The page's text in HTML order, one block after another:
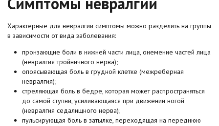
Характерные для невралгии симптомы можно разделить на группы
в зависимости от вида заболевания:
пронзающие боли в нижней части лица, онемение частей лица
(невралгия тройничного нерва);
опоясывающая боль в грудной клетке (межреберная
невралгия);
стреляющая боль в бедре, которая может распространяться
до самой ступни, усиливающаяся при движении ногой
(невралгия седалищного нерва);
пульсирующая боль в затылке, переходящая на переднюю